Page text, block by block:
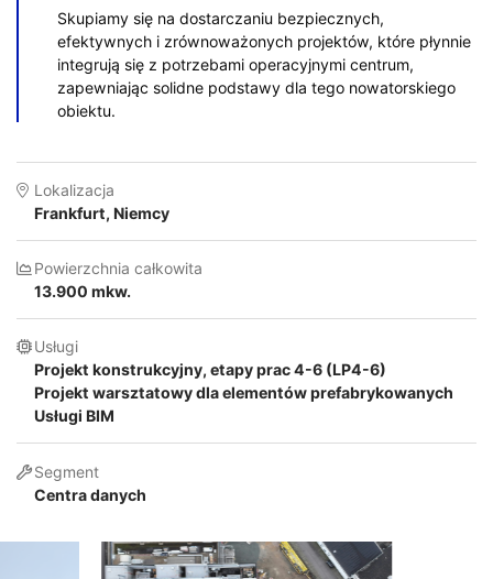
Skupiamy się na dostarczaniu bezpiecznych,
efektywnych i zrównoważonych projektów, które płynnie
integrują się z potrzebami operacyjnymi centrum,
zapewniając solidne podstawy dla tego nowatorskiego
obiektu.
Lokalizacja
Frankfurt, Niemcy
Powierzchnia całkowita
13.900 mkw.
Usługi
Projekt konstrukcyjny, etapy prac 4-6 (LP4-6)
Projekt warsztatowy dla elementów prefabrykowanych
Usługi BIM
Segment
Centra danych